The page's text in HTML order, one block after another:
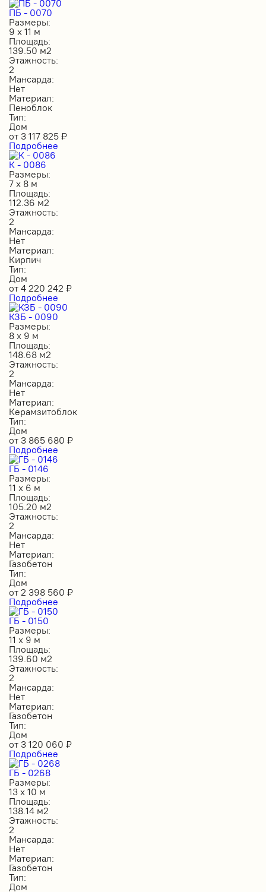
ПБ - 0070
Размеры:
9 х 11 м
Площадь:
139.50 м2
Этажность:
2
Мансарда:
Нет
Материал:
Пеноблок
Тип:
Дом
от 3 117 825 ₽
Подробнее
К - 0086
Размеры:
7 х 8 м
Площадь:
112.36 м2
Этажность:
2
Мансарда:
Нет
Материал:
Кирпич
Тип:
Дом
от 4 220 242 ₽
Подробнее
КЗБ - 0090
Размеры:
8 х 9 м
Площадь:
148.68 м2
Этажность:
2
Мансарда:
Нет
Материал:
Керамзитоблок
Тип:
Дом
от 3 865 680 ₽
Подробнее
ГБ - 0146
Размеры:
11 х 6 м
Площадь:
105.20 м2
Этажность:
2
Мансарда:
Нет
Материал:
Газобетон
Тип:
Дом
от 2 398 560 ₽
Подробнее
ГБ - 0150
Размеры:
11 х 9 м
Площадь:
139.60 м2
Этажность:
2
Мансарда:
Нет
Материал:
Газобетон
Тип:
Дом
от 3 120 060 ₽
Подробнее
ГБ - 0268
Размеры:
13 х 10 м
Площадь:
138.14 м2
Этажность:
2
Мансарда:
Нет
Материал:
Газобетон
Тип:
Дом